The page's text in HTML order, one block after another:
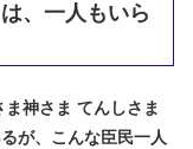
、一人もいら
神さま てんしさま
が、こんな臣民一人